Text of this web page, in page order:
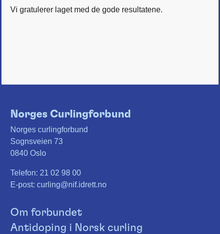
Vi gratulerer laget med de gode resultatene.
Norges Curlingforbund
Norges curlingforbund
Sognsveien 73
0840 Oslo
Telefon: 21 02 98 00
E-post: curling@nif.idrett.no
Om forbundet
Antidoping i Norsk curling